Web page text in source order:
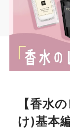
【香水
け)基本